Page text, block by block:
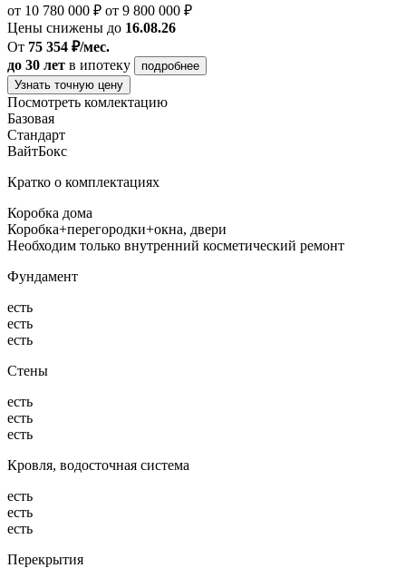
от 10 780 000 ₽ от 9 800 000 ₽
Цены снижены до 16.08.26
От 75 354 ₽/мес.
до 30 лет в ипотеку
подробнее
Узнать точную цену
Посмотреть комлектацию
Базовая
Стандарт
ВайтБокс
Кратко о комплектациях
Коробка дома
Коробка+перегородки+окна, двери
Необходим только внутренний косметический ремонт
Фундамент
есть
есть
есть
Стены
есть
есть
есть
Кровля, водосточная система
есть
есть
есть
Перекрытия